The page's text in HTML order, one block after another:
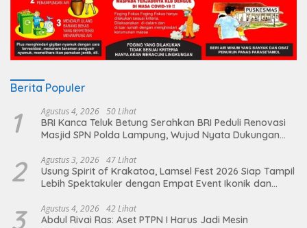
Berita Populer
1 Agustus 4, 2026 50 Lihat
BRI Kanca Teluk Betung Serahkan BRI Peduli Renovasi
Masjid SPN Polda Lampung, Wujud Nyata Dukungan
2 Agustus 3, 2026 47 Lihat
Usung Spirit of Krakatoa, Lamsel Fest 2026 Siap Tampil
Lebih Spektakuler dengan Empat Event Ikonik dan
3 Agustus 4, 2026 42 Lihat
Abdul Rivai Ras: Aset PTPN I Harus Jadi Mesin